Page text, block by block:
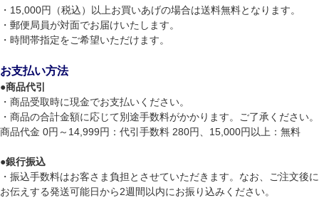
・15,000円（税込）以上お買いあげの場合は送料無料となります。
・郵便局員が対面でお届けいたします。
・時間帯指定をご希望いただけます。
お支払い方法
●商品代引
・商品受取時に現金でお支払いください。
・商品の合計金額に応じて別途手数料がかかります。ご了承ください。
商品代金 0円～14,999円：代引手数料 280円、15,000円以上：無料
●銀行振込
・振込手数料はお客さま負担とさせていただきます。なお、ご注文後に
お伝えする発送可能日から2週間以内にお振り込みください。